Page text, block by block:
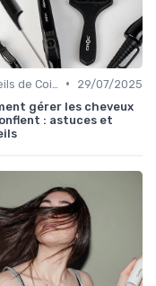
•
29/07/2025
gérer les cheveux
: astuces et